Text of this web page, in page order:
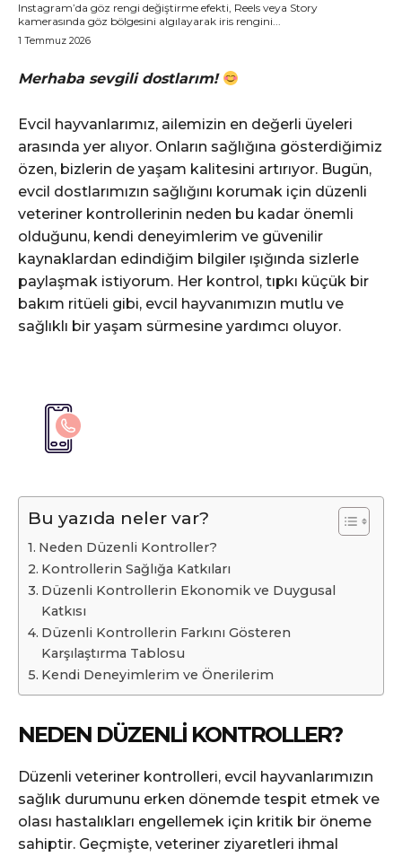
Instagram’da göz rengi değiştirme efekti, Reels veya Story
kamerasında göz bölgesini algılayarak iris rengini...
1 Temmuz 2026
Merhaba sevgili dostlarım!
Evcil hayvanlarımız, ailemizin en değerli üyeleri
arasında yer alıyor. Onların sağlığına gösterdiğimiz
özen, bizlerin de yaşam kalitesini artırıyor. Bugün,
evcil dostlarımızın sağlığını korumak için düzenli
veteriner kontrollerinin neden bu kadar önemli
olduğunu, kendi deneyimlerim ve güvenilir
kaynaklardan edindiğim bilgiler ışığında sizlerle
paylaşmak istiyorum. Her kontrol, tıpkı küçük bir
bakım ritüeli gibi, evcil hayvanımızın mutlu ve
sağlıklı bir yaşam sürmesine yardımcı oluyor.
Bu yazıda neler var?
Neden Düzenli Kontroller?
Kontrollerin Sağlığa Katkıları
Düzenli Kontrollerin Ekonomik ve Duygusal
Katkısı
Düzenli Kontrollerin Farkını Gösteren
Karşılaştırma Tablosu
Kendi Deneyimlerim ve Önerilerim
NEDEN DÜZENLI KONTROLLER?
Düzenli veteriner kontrolleri, evcil hayvanlarımızın
sağlık durumunu erken dönemde tespit etmek ve
olası hastalıkları engellemek için kritik bir öneme
sahiptir. Geçmişte, veteriner ziyaretleri ihmal